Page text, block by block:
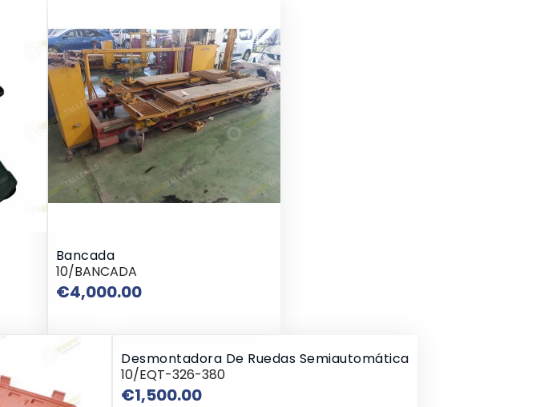
Bancada
10/BANCADA
€4,000.00Price
Desmontadora De Ruedas Semiautomática
10/EQT-326-380
€1,500.00Price